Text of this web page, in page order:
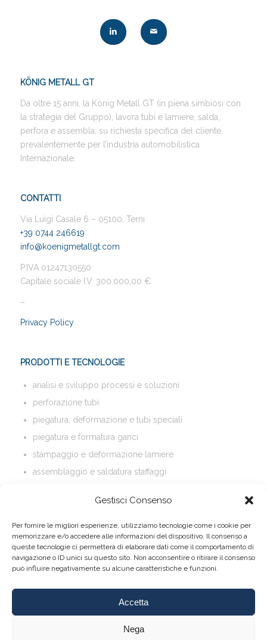
Gestisci Consenso
Per fornire le migliori esperienze, utilizziamo tecnologie come i cookie per
memorizzare e/o accedere alle informazioni del dispositivo. Il consenso a
queste tecnologie ci permetterà di elaborare dati come il comportamento di
navigazione o ID unici su questo sito. Non acconsentire o ritirare il consenso
può influire negativamente su alcune caratteristiche e funzioni.
Accetta
Nega
KÖNIG METALL GT
Da oltre 15 anni, la König Metall GT (in piena simbiosi con
la strategia del Gruppo), lavora tubi e lamiere, salda,
perfora e assembla, su richiesta specifica del cliente,
prevalentemente per l’industria automobilistica
Internazionale.
CONTATTI
Via Luigi Casale 6 – 05100, Terni
+39 0744 246619
info@koenigmetallgt.com
P.IVA 01247130550
Capitale sociale I.V. 300.000,00 €
–
Privacy Policy
PRODOTTI E TECNOLOGIE
analisi e sviluppo processi e soluzioni
perforazione tubi
piegatura, deformazione e tubi speciali
piegatura e formatura ganci
stampaggio e deformazione lamiere
assemblaggio e saldatura staffaggi
About|Contact